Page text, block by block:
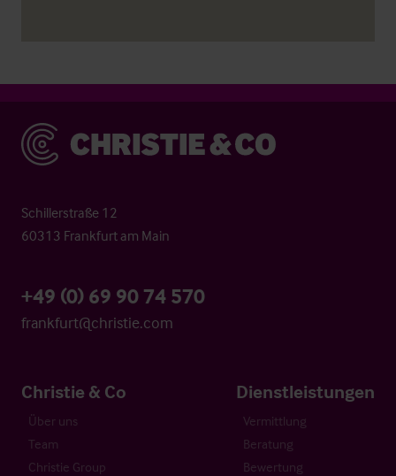
Christie & Co
Schillerstraße 12
60313 Frankfurt am Main
+49 (0) 69 90 74 570
frankfurt@christie.com
Christie & Co
Über uns
Team
Christie Group
Dienstleistungen
Vermittlung
Beratung
Bewertung